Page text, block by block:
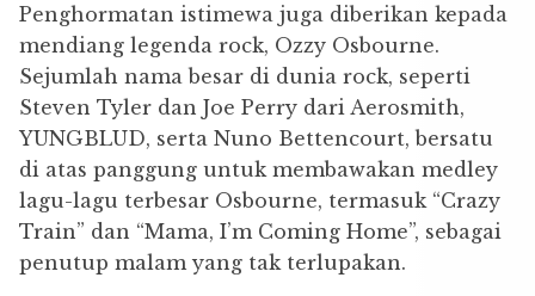
Penghormatan istimewa juga diberikan kepada
mendiang legenda rock, Ozzy Osbourne.
Sejumlah nama besar di dunia rock, seperti
Steven Tyler dan Joe Perry dari Aerosmith,
YUNGBLUD, serta Nuno Bettencourt, bersatu
di atas panggung untuk membawakan medley
lagu-lagu terbesar Osbourne, termasuk “Crazy
Train” dan “Mama, I’m Coming Home”, sebagai
penutup malam yang tak terlupakan.